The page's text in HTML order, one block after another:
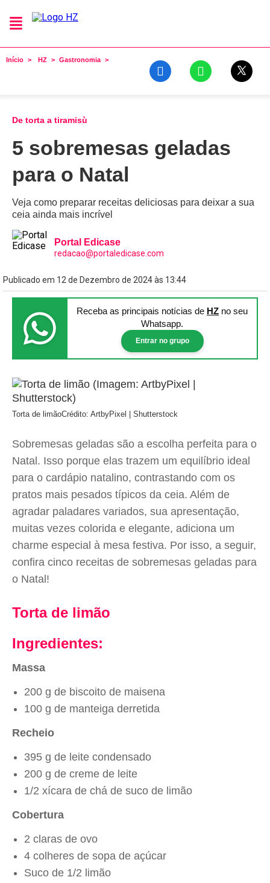
Início HZ Gastronomia
De torta a tiramisù
5 sobremesas geladas
para o Natal
Veja como preparar receitas deliciosas para deixar a sua
ceia ainda mais incrível
Portal Edicase
redacao@portaledicase.com
Publicado em 12 de Dezembro de 2024 às 13:44
Receba as principais notícias de HZ no seu
Whatsapp.
Entrar no grupo
Torta de limãoCrédito: ArtbyPixel | Shutterstock
Sobremesas geladas são a escolha perfeita para o
Natal. Isso porque elas trazem um equilíbrio ideal
para o cardápio natalino, contrastando com os
pratos mais pesados típicos da ceia. Além de
agradar paladares variados, sua apresentação,
muitas vezes colorida e elegante, adiciona um
charme especial à mesa festiva. Por isso, a seguir,
confira cinco receitas de sobremesas geladas para
o Natal!
Torta de limão
Ingredientes:
Massa
200 g de biscoito de maisena
100 g de manteiga derretida
Recheio
395 g de leite condensado
200 g de creme de leite
1/2 xícara de chá de suco de limão
Cobertura
2 claras de ovo
4 colheres de sopa de açúcar
Suco de 1/2 limão